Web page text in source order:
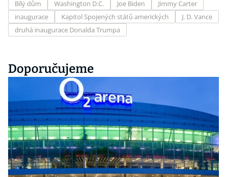
Bílý dům
Washington D.C. Joe Biden
Jimmy Carter
inaugurace
Kapitol Spojených států amerických
J. D. Vance
druhá inaugurace Donalda Trumpa
Doporučujeme